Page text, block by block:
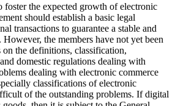
foster the expected growth of electronic
should establish a basic legal
transactions to guarantee a stable and
the members have not yet been
on the definitions, classification,
domestic regulations dealing with
dealing with electronic commerce
classifications of electronic
of the outstanding problems. If digital